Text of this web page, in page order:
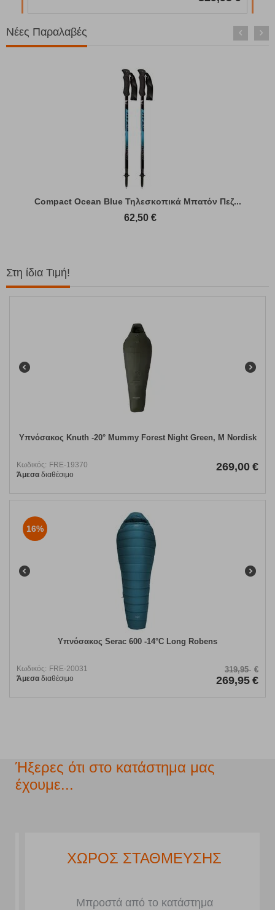
Νέες Παραλαβές
Compact Ocean Blue Τηλεσκοπικά Μπατόν Πεζ...
62,50 €
Στη ίδια Τιμή!
Υπνόσακος Knuth -20° Mummy Forest Night Green, M Nordisk
Κωδικός: FRE-19370
Άμεσα διαθέσιμο
269,00 €
16%
Υπνόσακος Serac 600 -14°C Long Robens
Κωδικός: FRE-20031
Άμεσα διαθέσιμο
319,95 €
269,95 €
Ήξερες ότι στο κατάστημα μας
έχουμε...
ΧΩΡΟΣ ΣΤΑΘΜΕΥΣΗΣ
Μπροστά από το κατάστημα